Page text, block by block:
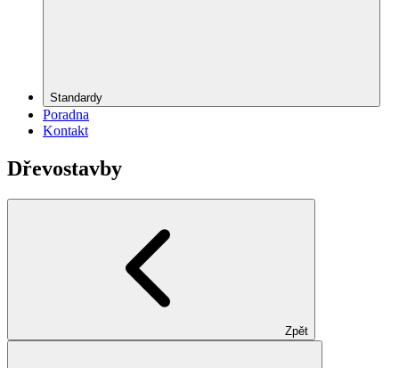
Standardy
Poradna
Kontakt
Dřevostavby
Zpět